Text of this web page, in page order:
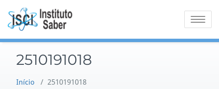
content
Toggle
2510191018
Início / 2510191018